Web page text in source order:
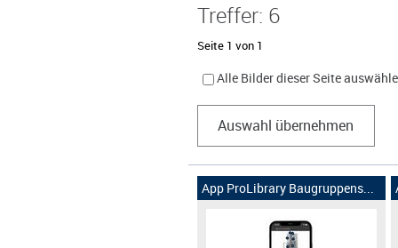
Treffer: 6
Seite 1 von 1
Alle Bilder dieser Seite
Auswahl übernehmen
App ProLibrary Baugruppens...